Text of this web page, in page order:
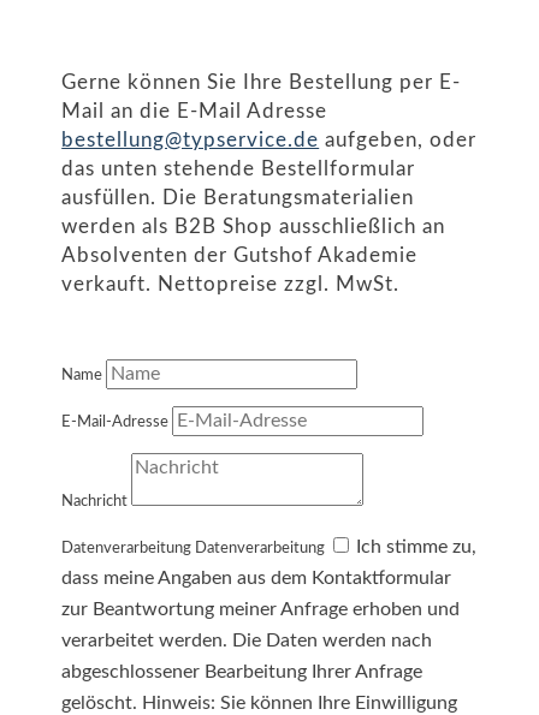
Gerne können Sie Ihre Bestellung per E-
Mail an die E-Mail Adresse
bestellung@typservice.de aufgeben, oder
das unten stehende Bestellformular
ausfüllen. Die Beratungsmaterialien
werden als B2B Shop ausschließlich an
Absolventen der Gutshof Akademie
verkauft. Nettopreise zzgl. MwSt.
Name
E-Mail-Adresse
Nachricht
Datenverarbeitung Datenverarbeitung
Ich stimme zu,
dass meine Angaben aus dem Kontaktformular
zur Beantwortung meiner Anfrage erhoben und
verarbeitet werden. Die Daten werden nach
abgeschlossener Bearbeitung Ihrer Anfrage
gelöscht. Hinweis: Sie können Ihre Einwilligung